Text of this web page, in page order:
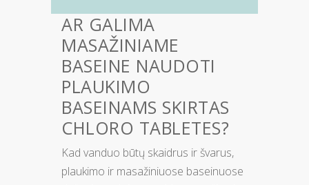
AR GALIMA
MASAŽINIAME
BASEINE NAUDOTI
PLAUKIMO
BASEINAMS SKIRTAS
CHLORO TABLETES?
Kad vanduo būtų skaidrus ir švarus,
plaukimo ir masažiniuose baseinuose